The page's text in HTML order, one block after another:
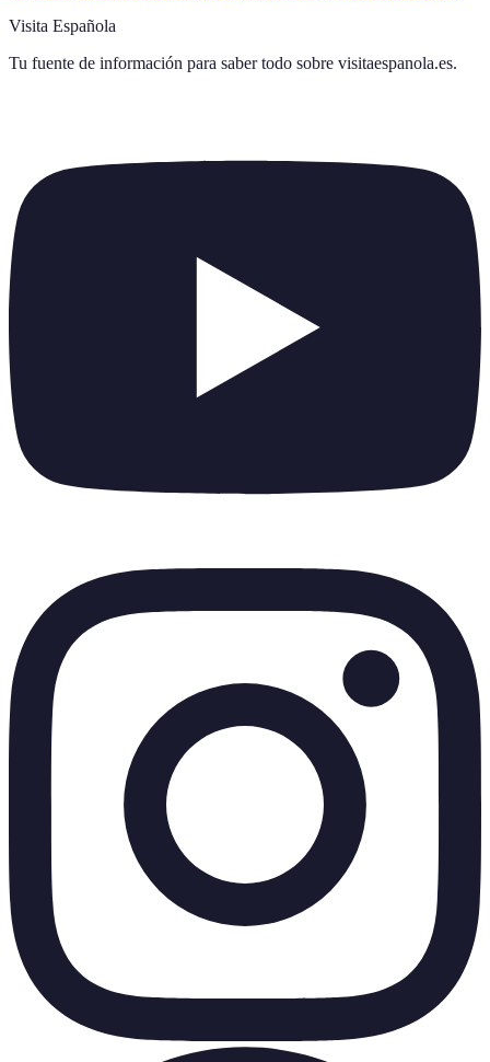
Visita Española
Tu fuente de información para saber todo sobre visitaespanola.es.